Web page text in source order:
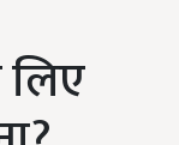
लिए